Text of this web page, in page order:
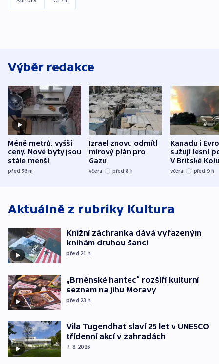
Výběr redakce
Méně metrů, vyšší
ceny. Nové byty jsou
stále menší
před 56m
Izrael znovu odmítl
mírový plán pro
Gazu
včera před 8 h
Kanadu i
sužují lesní
V Britské
evakuovali
včera před 9 h
Aktuálně z rubriky Kultura
Knižní záchranka dává vyřazeným
knihám druhou šanci
před 21 h
„Brněnské hantec“ rozšíří kulturní
seznam na jihu Moravy
před 23 h
Vila Tugendhat slaví 25 let v UNESCO
třídenní akcí v zahradách
7. 8. 2026